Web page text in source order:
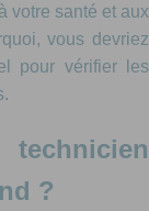
votre santé et aux
vous devriez
pour vérifier les
?